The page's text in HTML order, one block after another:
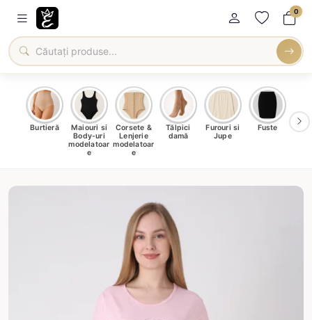
0
Burtieră
Maiouri si
Body-uri
modelatoar
e
Corsete &
Lenjerie
modelatoar
e
Tălpici
damă
Furouri si
Jupe
Fuste